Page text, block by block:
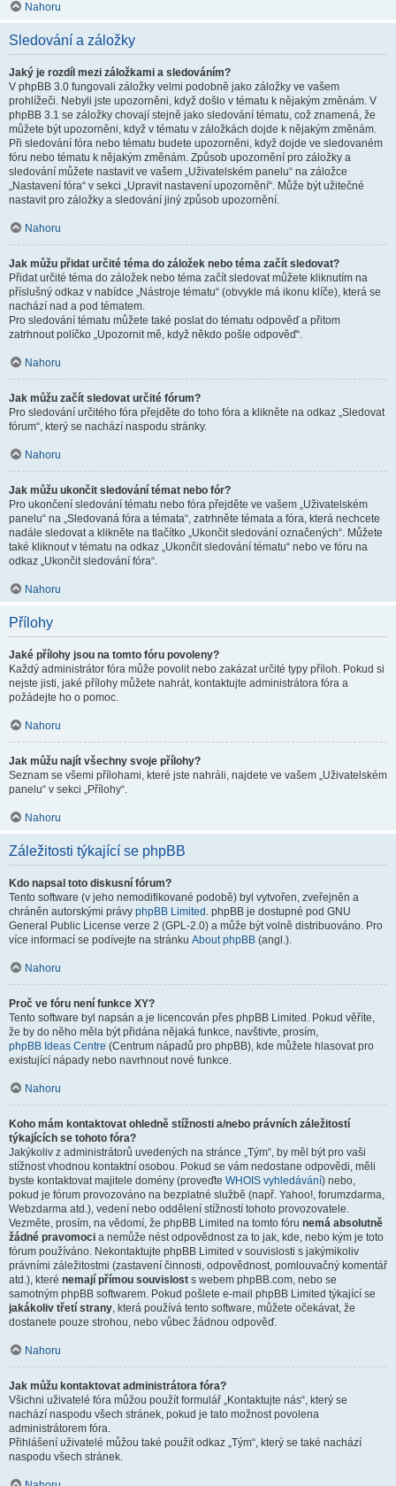
Nahoru
Sledování a záložky
Jaký je rozdíl mezi záložkami a sledováním?
V phpBB 3.0 fungovali záložky velmi podobně jako záložky ve vašem
prohlížeči. Nebyli jste upozorněni, když došlo v tématu k nějakým změnám. V
phpBB 3.1 se záložky chovají stejně jako sledování tématu, což znamená, že
můžete být upozorněni, když v tématu v záložkách dojde k nějakým změnám.
Při sledování fóra nebo tématu budete upozorněni, když dojde ve sledovaném
fóru nebo tématu k nějakým změnám. Způsob upozornění pro záložky a
sledování můžete nastavit ve vašem „Uživatelském panelu“ na záložce
„Nastavení fóra“ v sekci „Upravit nastavení upozornění“. Může být užitečné
nastavit pro záložky a sledování jiný způsob upozornění.
Nahoru
Jak můžu přidat určité téma do záložek nebo téma začít sledovat?
Přidat určité téma do záložek nebo téma začít sledovat můžete kliknutím na
příslušný odkaz v nabídce „Nástroje tématu“ (obvykle má ikonu klíče), která se
nachází nad a pod tématem.
Pro sledování tématu můžete také poslat do tématu odpověď a přitom
zatrhnout políčko „Upozornit mě, když někdo pošle odpověď“.
Nahoru
Jak můžu začít sledovat určité fórum?
Pro sledování určitého fóra přejděte do toho fóra a klikněte na odkaz „Sledovat
fórum“, který se nachází naspodu stránky.
Nahoru
Jak můžu ukončit sledování témat nebo fór?
Pro ukončení sledování tématu nebo fóra přejděte ve vašem „Uživatelském
panelu“ na „Sledovaná fóra a témata“, zatrhněte témata a fóra, která nechcete
nadále sledovat a klikněte na tlačítko „Ukončit sledování označených“. Můžete
také kliknout v tématu na odkaz „Ukončit sledování tématu“ nebo ve fóru na
odkaz „Ukončit sledování fóra“.
Nahoru
Přílohy
Jaké přílohy jsou na tomto fóru povoleny?
Každý administrátor fóra může povolit nebo zakázat určité typy příloh. Pokud si
nejste jisti, jaké přílohy můžete nahrát, kontaktujte administrátora fóra a
požádejte ho o pomoc.
Nahoru
Jak můžu najít všechny svoje přílohy?
Seznam se všemi přílohami, které jste nahráli, najdete ve vašem „Uživatelském
panelu“ v sekci „Přílohy“.
Nahoru
Záležitosti týkající se phpBB
Kdo napsal toto diskusní fórum?
Tento software (v jeho nemodifikované podobě) byl vytvořen, zveřejněn a
chráněn autorskými právy phpBB Limited . phpBB je dostupné pod GNU
General Public License verze 2 (GPL-2.0) a může být volně distribuováno. Pro
více informací se podívejte na stránku About phpBB (angl.).
Nahoru
Proč ve fóru není funkce XY?
Tento software byl napsán a je licencován přes phpBB Limited. Pokud věříte,
že by do něho měla být přidána nějaká funkce, navštivte, prosím,
phpBB Ideas Centre (Centrum nápadů pro phpBB), kde můžete hlasovat pro
existující nápady nebo navrhnout nové funkce.
Nahoru
Koho mám kontaktovat ohledně stížnosti a/nebo právních záležitostí
týkajících se tohoto fóra?
Jakýkoliv z administrátorů uvedených na stránce „Tým“, by měl být pro vaši
stížnost vhodnou kontaktní osobou. Pokud se vám nedostane odpovědi, měli
byste kontaktovat majitele domény (proveďte WHOIS vyhledávání) nebo,
pokud je fórum provozováno na bezplatné službě (např. Yahoo!, forumzdarma,
Webzdarma atd.), vedení nebo oddělení stížností tohoto provozovatele.
Vezměte, prosím, na vědomí, že phpBB Limited na tomto fóru nemá absolutně
žádné pravomoci a nemůže nést odpovědnost za to jak, kde, nebo kým je toto
fórum používáno. Nekontaktujte phpBB Limited v souvislosti s jakýmikoliv
právními záležitostmi (zastavení činnosti, odpovědnost, pomlouvačný komentář
atd.), které nemají přímou souvislost s webem phpBB.com, nebo se
samotným phpBB softwarem. Pokud pošlete e-mail phpBB Limited týkající se
jakákoliv třetí strany, která používá tento software, můžete očekávat, že
dostanete pouze strohou, nebo vůbec žádnou odpověď.
Nahoru
Jak můžu kontaktovat administrátora fóra?
Všichni uživatelé fóra můžou použít formulář „Kontaktujte nás“, který se
nachází naspodu všech stránek, pokud je tato možnost povolena
administrátorem fóra.
Přihlášení uživatelé můžou také použít odkaz „Tým“, který se také nachází
naspodu všech stránek.